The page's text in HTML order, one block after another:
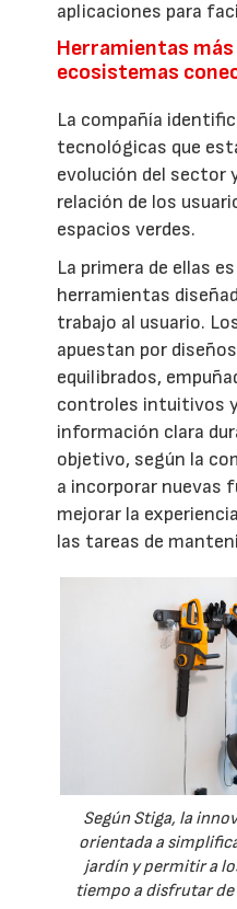
aplicaciones para
Herramientas
ecosistemas
La compañía
tecnológicas que
evolución del sector
relación de los
espacios verdes.
La primera de ellas
herramientas
trabajo al usuario.
apuestan por
equilibrados,
controles intuitivos
información clara
objetivo, según la
a incorporar nuevas
mejorar la
las tareas de
Según Stiga, la
orientada a
jardín y permitir a
tiempo a disfrutar de